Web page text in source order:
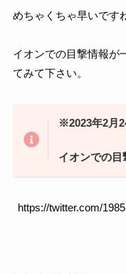
めちゃくちゃ早いです
イオンでの目撃情報が
てみて下さい。
※2023年2月
イオンでの目
https://twitter.com/